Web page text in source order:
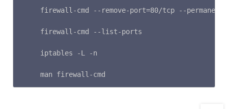
firewall-cmd --remove-port=80/tcp --permanent
firewall-cmd --list-ports
iptables -L -n
man firewall-cmd